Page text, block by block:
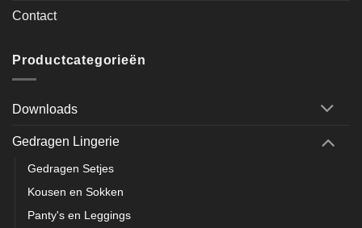
Contact
Productcategorieën
Downloads
Gedragen Lingerie
Gedragen Setjes
Kousen en Sokken
Panty's en Leggings